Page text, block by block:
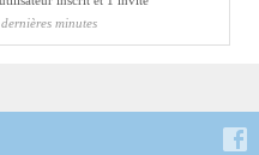
minutes